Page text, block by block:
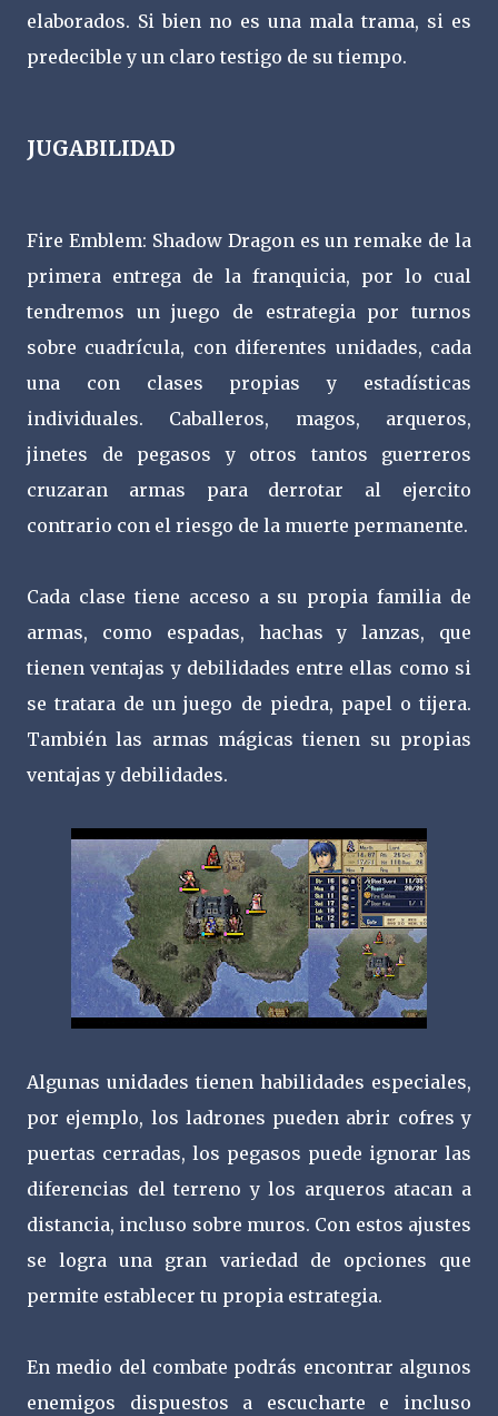
elaborados. Si bien no es una mala trama, si es
predecible y un claro testigo de su tiempo.
JUGABILIDAD
Fire Emblem: Shadow Dragon es un remake de la
primera entrega de la franquicia, por lo cual
tendremos un juego de estrategia por turnos
sobre cuadrícula, con diferentes unidades, cada
una con clases propias y estadísticas
individuales. Caballeros, magos, arqueros,
jinetes de pegasos y otros tantos guerreros
cruzaran armas para derrotar al ejercito
contrario con el riesgo de la muerte permanente.
Cada clase tiene acceso a su propia familia de
armas, como espadas, hachas y lanzas, que
tienen ventajas y debilidades entre ellas como si
se tratara de un juego de piedra, papel o tijera.
También las armas mágicas tienen su propias
ventajas y debilidades.
Algunas unidades tienen habilidades especiales,
por ejemplo, los ladrones pueden abrir cofres y
puertas cerradas, los pegasos puede ignorar las
diferencias del terreno y los arqueros atacan a
distancia, incluso sobre muros. Con estos ajustes
se logra una gran variedad de opciones que
permite establecer tu propia estrategia.
En medio del combate podrás encontrar algunos
enemigos dispuestos a escucharte e incluso